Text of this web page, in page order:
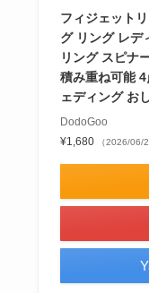
フィジェット
グ リング レデ
リング スピナ
積み重ね可能
ェディング お
DodoGoo
¥1,680
（2026/06/